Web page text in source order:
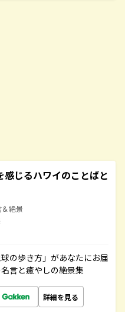
感じるハワイのことばと
絶景
の歩き方」があなたにお届
言と癒やしの絶景集
詳細を見る